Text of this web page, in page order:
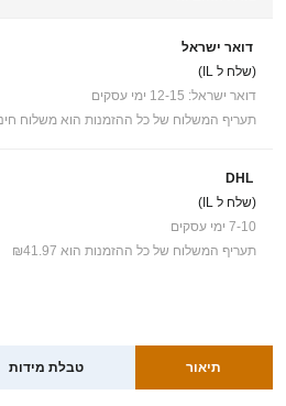
דואר ישראל
(שלח ל IL)
דואר ישראל: 12-15 ימי עסקים
תעריף המשלוח של כל ההזמנות הוא משלוח
DHL
(שלח ל IL)
7-10 ימי עסקים
תעריף המשלוח של כל ההזמנות הוא ₪41.97
תיאור טבלת מידות